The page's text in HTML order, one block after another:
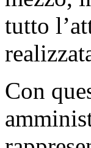
tutto
Con